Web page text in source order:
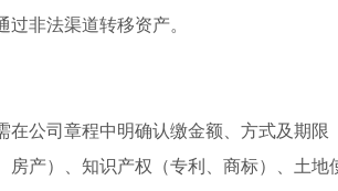
非法渠道转移资产。
公司章程中明确认缴金额、方式及期限
房产）、知识产权（专利、商标）、土